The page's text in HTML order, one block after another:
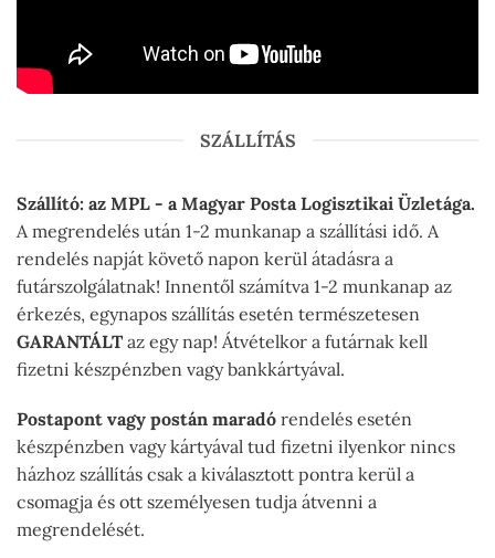
SZÁLLÍTÁS
Szállító: az MPL - a Magyar Posta Logisztikai Üzletága.
A megrendelés után 1-2 munkanap a szállítási idő. A
rendelés napját követő napon kerül átadásra a
futárszolgálatnak! Innentől számítva 1-2 munkanap az
érkezés, egynapos szállítás esetén természetesen
GARANTÁLTaz egy nap! Átvételkor a futárnak kell
fizetni készpénzben vagy bankkártyával.
Postapont vagy postán maradórendelés esetén
készpénzben vagy kártyával tud fizetni ilyenkor nincs
házhoz szállítás csak a kiválasztott pontra kerül a
csomagja és ott személyesen tudja átvenni a
megrendelését.